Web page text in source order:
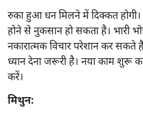
रुका हुआ धन मिलने में दिक्कत
होने से नुकसान हो सकता है। भारी
नकारात्मक विचार परेशान कर सकते
ध्यान देना जरूरी है। नया काम शुरू
करें।
मिथुन: